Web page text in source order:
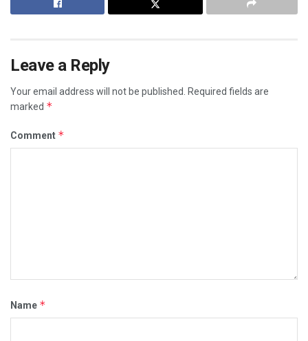
Leave a Reply
Your email address will not be published.
Required fields are
marked *
Comment *
Name *